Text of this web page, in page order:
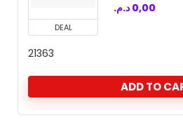
DEAL
0,00 د.م.
21363
ADD TO